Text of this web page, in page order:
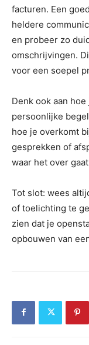
facturen. Een
heldere
en probeer zo
omschrijvingen.
voor een soepel
Denk ook aan
persoonlijke
hoe je overkomt
gesprekken of
waar het over
Tot slot: wees
of toelichting te
zien dat je
opbouwen van